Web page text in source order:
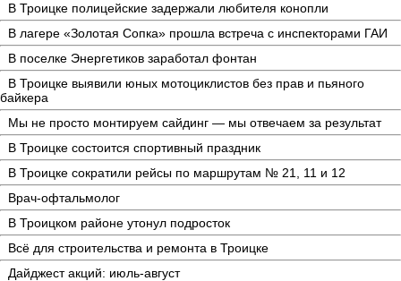
В Троицке полицейские задержали любителя конопли
В лагере «Золотая Сопка» прошла встреча с инспекторами ГАИ
В поселке Энергетиков заработал фонтан
В Троицке выявили юных мотоциклистов без прав и пьяного
байкера
Мы не просто монтируем сайдинг — мы отвечаем за результат
В Троицке состоится спортивный праздник
В Троицке сократили рейсы по маршрутам № 21, 11 и 12
Врач-офтальмолог
В Троицком районе утонул подросток
Всё для строительства и ремонта в Троицке
Дайджест акций: июль-август